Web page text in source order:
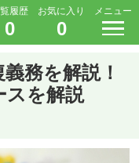
履歴
0
お気に入り
0
メニュー
務を解説！
スを解説